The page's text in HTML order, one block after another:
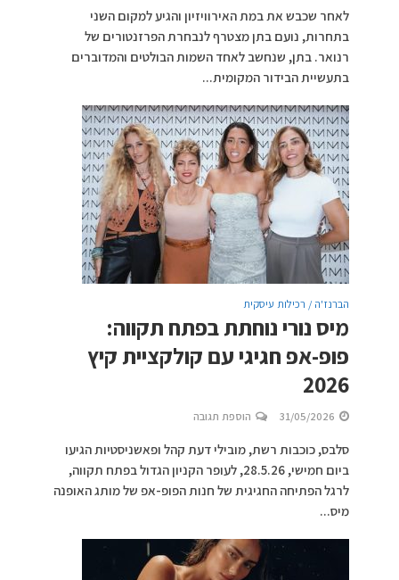
לאחר שכבש את במת האירוויזיון והגיע למקום השני
בתחרות, נועם בתן מצטרף לנבחרת הפרזנטורים של
רנואר. בתן, שנחשב לאחד השמות הבולטים והמדוברים
בתעשיית הבידור המקומית...
הברנז'ה / רכילות עיסקית
מיס נורי נוחתת בפתח תקווה:
פופ-אפ חגיגי עם קולקציית קיץ
2026
31/05/2026 הוספת תגובה
סלבס, כוכבות רשת, מובילי דעת קהל ופאשניסטיות הגיעו
ביום חמישי, 28.5.26, לעופר הקניון הגדול בפתח תקווה,
לרגל הפתיחה החגיגית של חנות הפופ-אפ של מותג האופנה
מיס...